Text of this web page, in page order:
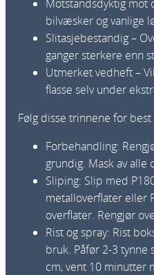
Motstandsdyktig mot
bilvæsker og vanlige
Slitasjebestandig –
ganger sterkere enn
Utmerket vedheft –
flasse selv under
Følg disse trinnene for
Forbehandling:
grundig. Mask av
Sliping: Slip med
metalloverflater eller
overflater. Rengjør
Rist og spray: Rist
bruk. Påfør 2-3 tynne
cm, vent 10 minutter